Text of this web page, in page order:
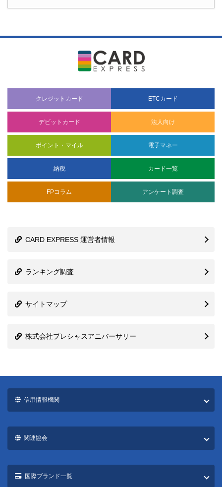
クレジットカード ETCカード
デビットカード 法人向け
ポイント・マイル 電子マネー
納税 カード一覧
FPコラム アンケート調査
CARD EXPRESS 運営者情報
ランキング調査
サイトマップ
株式会社プレシャスアニバーサリー
信用情報機関
関連協会
国際ブランド一覧